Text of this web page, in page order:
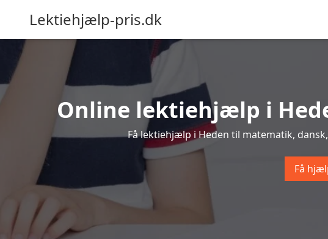
Lektiehjælp-pris.dk
Online lektiehjælp i
Få lektiehjælp i Heden til matematik,
Få